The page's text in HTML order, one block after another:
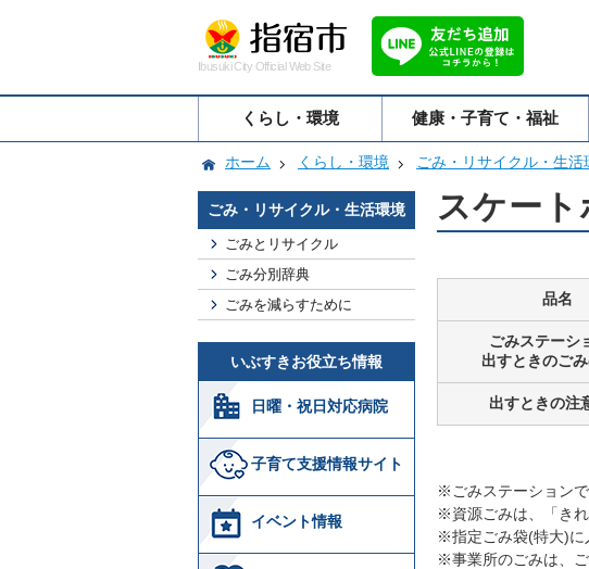
Ibusuki City Official Web Site
くらし・環境 健康・子育て・福祉
ホーム くらし・環境 ごみ・リサイクル・生活
ごみ・リサイクル・生活環境
ごみとリサイクル
ごみ分別辞典
ごみを減らすために
いぶすきお役立ち情報
日曜・祝日対応病院
子育て支援情報サイト
イベント情報
スケート
品名
ごみステーシ
出すときのご
出すときの注
※ごみステーション
※資源ごみは、「き
※指定ごみ袋(特大)に
※事業所のごみは、ご